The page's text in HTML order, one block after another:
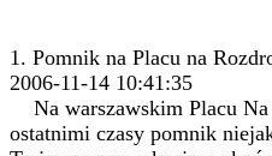
1. Pomnik na Placu na
2006-11-14 10:41:35
Na warszawskim Placu Na
ostatnimi czasy pomnik